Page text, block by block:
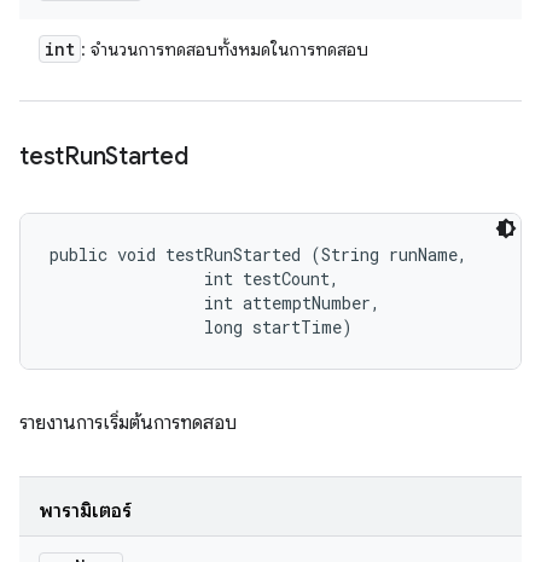
int : จำนวนการทดสอบทั้งหมดในการทดสอบ
testRunStarted
public void testRunStarted (String runName,
                int testCount,
                int attemptNumber,
                long startTime)
รายงานการเริ่มต้นการทดสอบ
พารามิเตอร์